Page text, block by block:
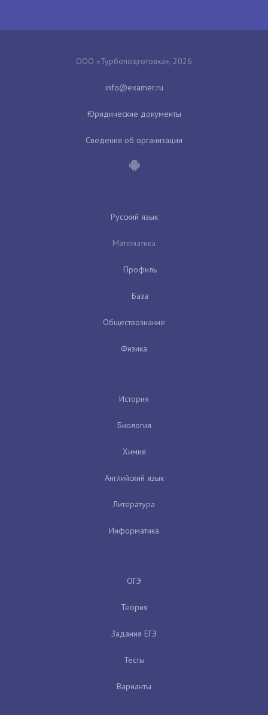
ООО «Турбоподготовка», 2026
Юридические документы
Сведения об организации
Русский язык
Математика
Профиль
База
Обществознание
Физика
История
Биология
Химия
Английский язык
Литература
Информатика
ОГЭ
Теория
Задания ЕГЭ
Тесты
Варианты